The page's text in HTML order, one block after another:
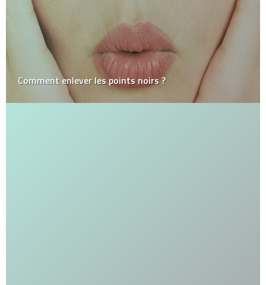
Comment enlever les points noirs ?